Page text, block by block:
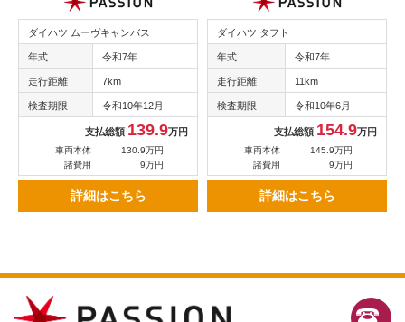
ダイハツ ムーヴキャンバス
年式 令和7年
走行距離 7km
検査期限 令和10年12月
支払総額 139.9万円
車両本体
130.9万円
諸費用
9万円
詳細はこちら
ダイハツ タフト
年式 令和7年
走行距離 11km
検査期限 令和10年6月
支払総額 154.9万円
車両本体
145.9万円
諸費用
9万円
詳細はこちら